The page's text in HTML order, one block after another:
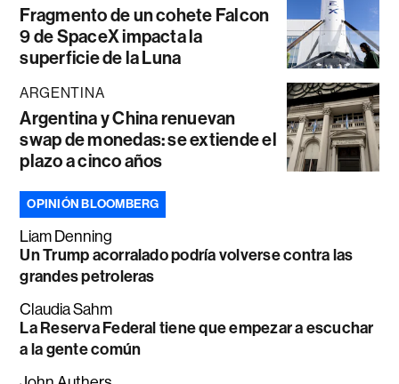
Fragmento de un cohete Falcon
9 de SpaceX impacta la
superficie de la Luna
ARGENTINA
Argentina y China renuevan
swap de monedas: se extiende el
plazo a cinco años
OPINIÓN BLOOMBERG
Liam Denning
Un Trump acorralado podría volverse contra las
grandes petroleras
Claudia Sahm
La Reserva Federal tiene que empezar a escuchar
a la gente común